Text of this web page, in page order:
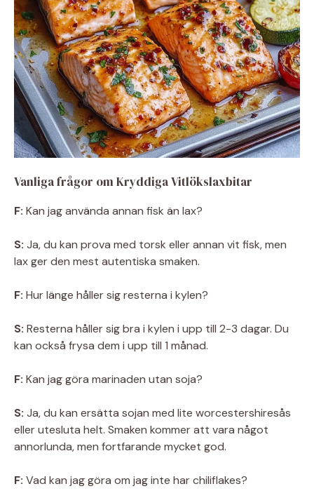
Vanliga frågor om Kryddiga Vitlökslaxbitar
F: Kan jag använda annan fisk än lax?
S: Ja, du kan prova med torsk eller annan vit fisk, men
lax ger den mest autentiska smaken.
F: Hur länge håller sig resterna i kylen?
S: Resterna håller sig bra i kylen i upp till 2-3 dagar. Du
kan också frysa dem i upp till 1 månad.
F: Kan jag göra marinaden utan soja?
S: Ja, du kan ersätta sojan med lite worcestershiresås
eller utesluta helt. Smaken kommer att vara något
annorlunda, men fortfarande mycket god.
F: Vad kan jag göra om jag inte har chiliflakes?